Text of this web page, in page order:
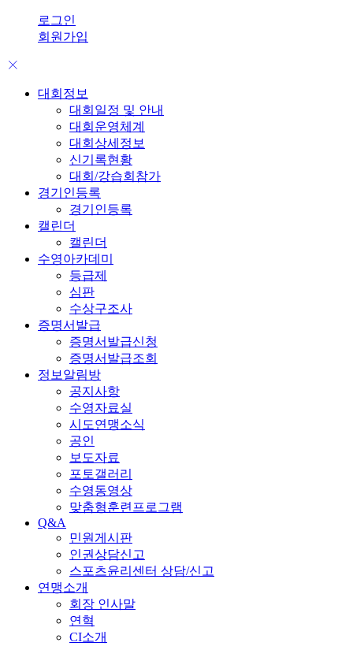
로그인
회원가입
대회정보
대회일정 및 안내
대회운영체계
대회상세정보
신기록현황
대회/강습회참가
경기인등록
경기인등록
캘린더
캘린더
수영아카데미
등급제
심판
수상구조사
증명서발급
증명서발급신청
증명서발급조회
정보알림방
공지사항
수영자료실
시도연맹소식
공인
보도자료
포토갤러리
수영동영상
맞춤형훈련프로그램
Q&A
민원게시판
인권상담신고
스포츠윤리센터 상담/신고
연맹소개
회장 인사말
연혁
CI소개